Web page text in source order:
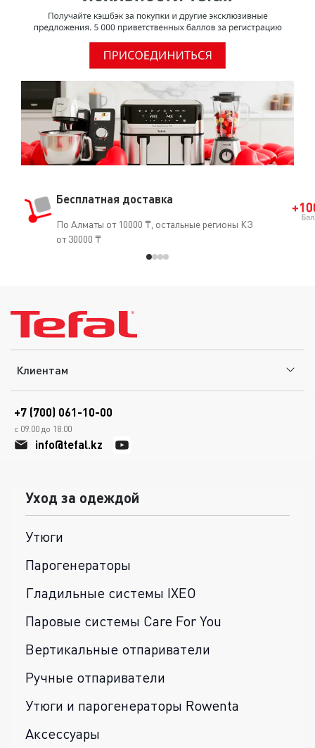
Бесплатная доставка
По Алматы от 10000 ₸, остальные регионы КЗ
от 30000 ₸
Клиентам
+7 (700) 061-10-00
с 09.00 до 18.00
info@tefal.kz
Уход за одеждой
Утюги
Парогенераторы
Гладильные системы IXEO
Паровые системы Care For You
Вертикальные отпариватели
Ручные отпариватели
Утюги и парогенераторы Rowenta
Аксессуары